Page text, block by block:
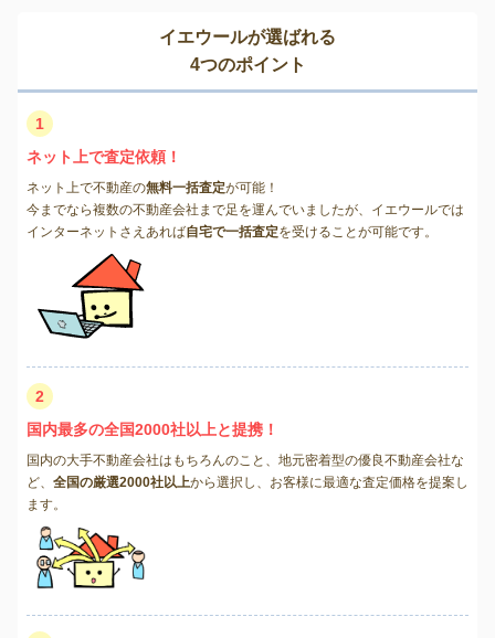
イエウールが選ばれる
4つのポイント
1
ネット上で査定依頼！
ネット上で不動産の無料一括査定が可能！
今までなら複数の不動産会社まで足を運んでいましたが、イエウールでは
インターネットさえあれば自宅で一括査定を受けることが可能です。
2
国内最多の全国2000社以上と提携！
国内の大手不動産会社はもちろんのこと、地元密着型の優良不動産会社な
ど、 全国の厳選2000社以上から選択し、お客様に最適な査定価格を提案し
ます。